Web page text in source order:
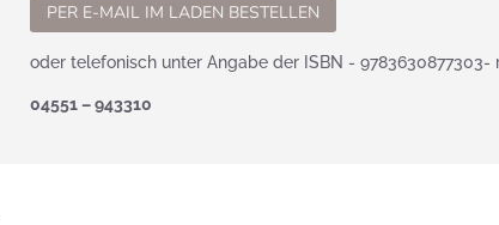
PER E-MAIL IM LADEN BESTELLEN
oder telefonisch unter Angabe der ISBN -
04551 – 943310